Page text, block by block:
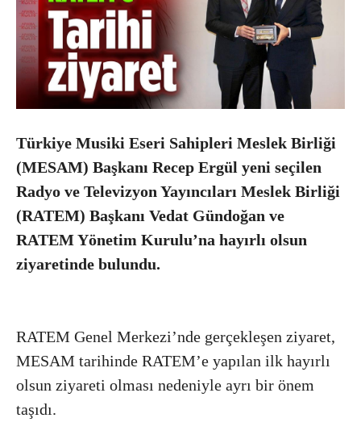
Türkiye Musiki Eseri Sahipleri Meslek Birliği
(MESAM) Başkanı Recep Ergül yeni seçilen
Radyo ve Televizyon Yayıncıları Meslek Birliği
(RATEM) Başkanı Vedat Gündoğan ve
RATEM Yönetim Kurulu’na hayırlı olsun
ziyaretinde bulundu.
RATEM Genel Merkezi’nde gerçekleşen ziyaret,
MESAM tarihinde RATEM’e yapılan ilk hayırlı
olsun ziyareti olması nedeniyle ayrı bir önem
taşıdı.